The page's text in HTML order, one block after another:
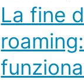
La fine